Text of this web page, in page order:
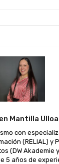
Mantilla Ulloa
con
(RELIAL) y
(DW Akademie
5 años de